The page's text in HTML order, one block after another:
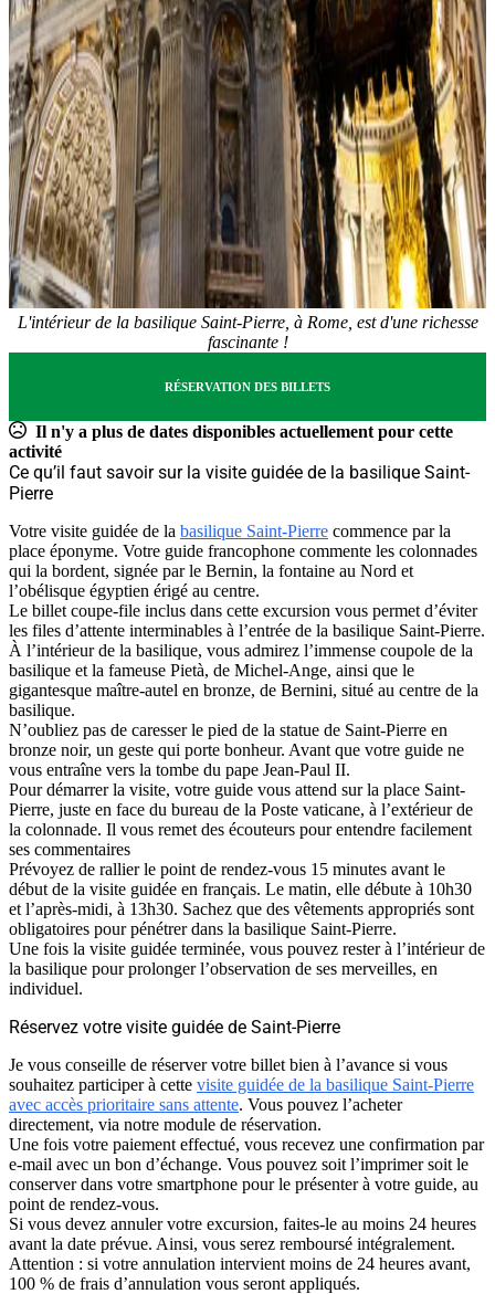
L'intérieur de la basilique Saint-Pierre, à Rome, est d'une richesse
fascinante !
RÉSERVATION DES BILLETS
Il n'y a plus de dates disponibles actuellement pour cette
activité
Ce qu’il faut savoir sur la visite guidée de la basilique Saint-
Pierre
Votre visite guidée de la basilique Saint-Pierre commence par la
place éponyme. Votre guide francophone commente les colonnades
qui la bordent, signée par le Bernin, la fontaine au Nord et
l’obélisque égyptien érigé au centre.
Le billet coupe-file inclus dans cette excursion vous permet d’éviter
les files d’attente interminables à l’entrée de la basilique Saint-Pierre.
À l’intérieur de la basilique, vous admirez l’immense coupole de la
basilique et la fameuse Pietà, de Michel-Ange, ainsi que le
gigantesque maître-autel en bronze, de Bernini, situé au centre de la
basilique.
N’oubliez pas de caresser le pied de la statue de Saint-Pierre en
bronze noir, un geste qui porte bonheur. Avant que votre guide ne
vous entraîne vers la tombe du pape Jean-Paul II.
Pour démarrer la visite, votre guide vous attend sur la place Saint-
Pierre, juste en face du bureau de la Poste vaticane, à l’extérieur de
la colonnade. Il vous remet des écouteurs pour entendre facilement
ses commentaires
Prévoyez de rallier le point de rendez-vous 15 minutes avant le
début de la visite guidée en français. Le matin, elle débute à 10h30
et l’après-midi, à 13h30. Sachez que des vêtements appropriés sont
obligatoires pour pénétrer dans la basilique Saint-Pierre.
Une fois la visite guidée terminée, vous pouvez rester à l’intérieur de
la basilique pour prolonger l’observation de ses merveilles, en
individuel.
Réservez votre visite guidée de Saint-Pierre
Je vous conseille de réserver votre billet bien à l’avance si vous
souhaitez participer à cette visite guidée de la basilique Saint-Pierre
avec accès prioritaire sans attente. Vous pouvez l’acheter
directement, via notre module de réservation.
Une fois votre paiement effectué, vous recevez une confirmation par
e-mail avec un bon d’échange. Vous pouvez soit l’imprimer soit le
conserver dans votre smartphone pour le présenter à votre guide, au
point de rendez-vous.
Si vous devez annuler votre excursion, faites-le au moins 24 heures
avant la date prévue. Ainsi, vous serez remboursé intégralement.
Attention : si votre annulation intervient moins de 24 heures avant,
100 % de frais d’annulation vous seront appliqués.